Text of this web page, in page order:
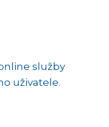
služby
uživatele.